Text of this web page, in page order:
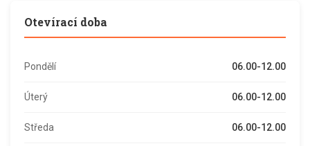
Otevírací doba
Pondělí 06.00-12.00
Úterý 06.00-12.00
Středa 06.00-12.00